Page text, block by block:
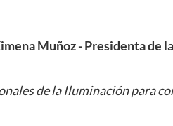
Muñoz - Presidenta de
de la Iluminación para